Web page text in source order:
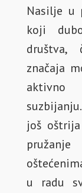
Nasilje u
koji
značaja
aktivno
još
u radu